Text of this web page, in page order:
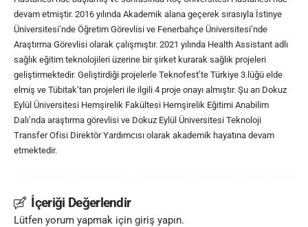
devam etmiştir. 2016 yılında Akademik alana geçerek sırasıyla İstinye
Üniversitesi’nde Öğretim Görevlisi ve Fenerbahçe Üniversitesi’nde
Araştırma Görevlisi olarak çalışmıştır. 2021 yılında Health Assistant adlı
sağlık eğitim teknolojileri üzerine bir şirket kurarak sağlık projeleri
geliştirmektedir. Geliştirdiği projelerle Teknofest’te Türkiye 3.lüğü elde
elmiş ve Tübitak’tan projeleri ile ilgili 4 proje onayı almıştır. Şu an Dokuz
Eylül Üniversitesi Hemşirelik Fakültesi Hemşirelik Eğitimi Anabilim
Dalı’nda araştırma görevlisi ve Dokuz Eylül Üniversitesi Teknoloji
Transfer Ofisi Direktör Yardımcısı olarak akademik hayatına devam
etmektedir.
İçeriği Değerlendir
Lütfen yorum yapmak için giriş yapın.